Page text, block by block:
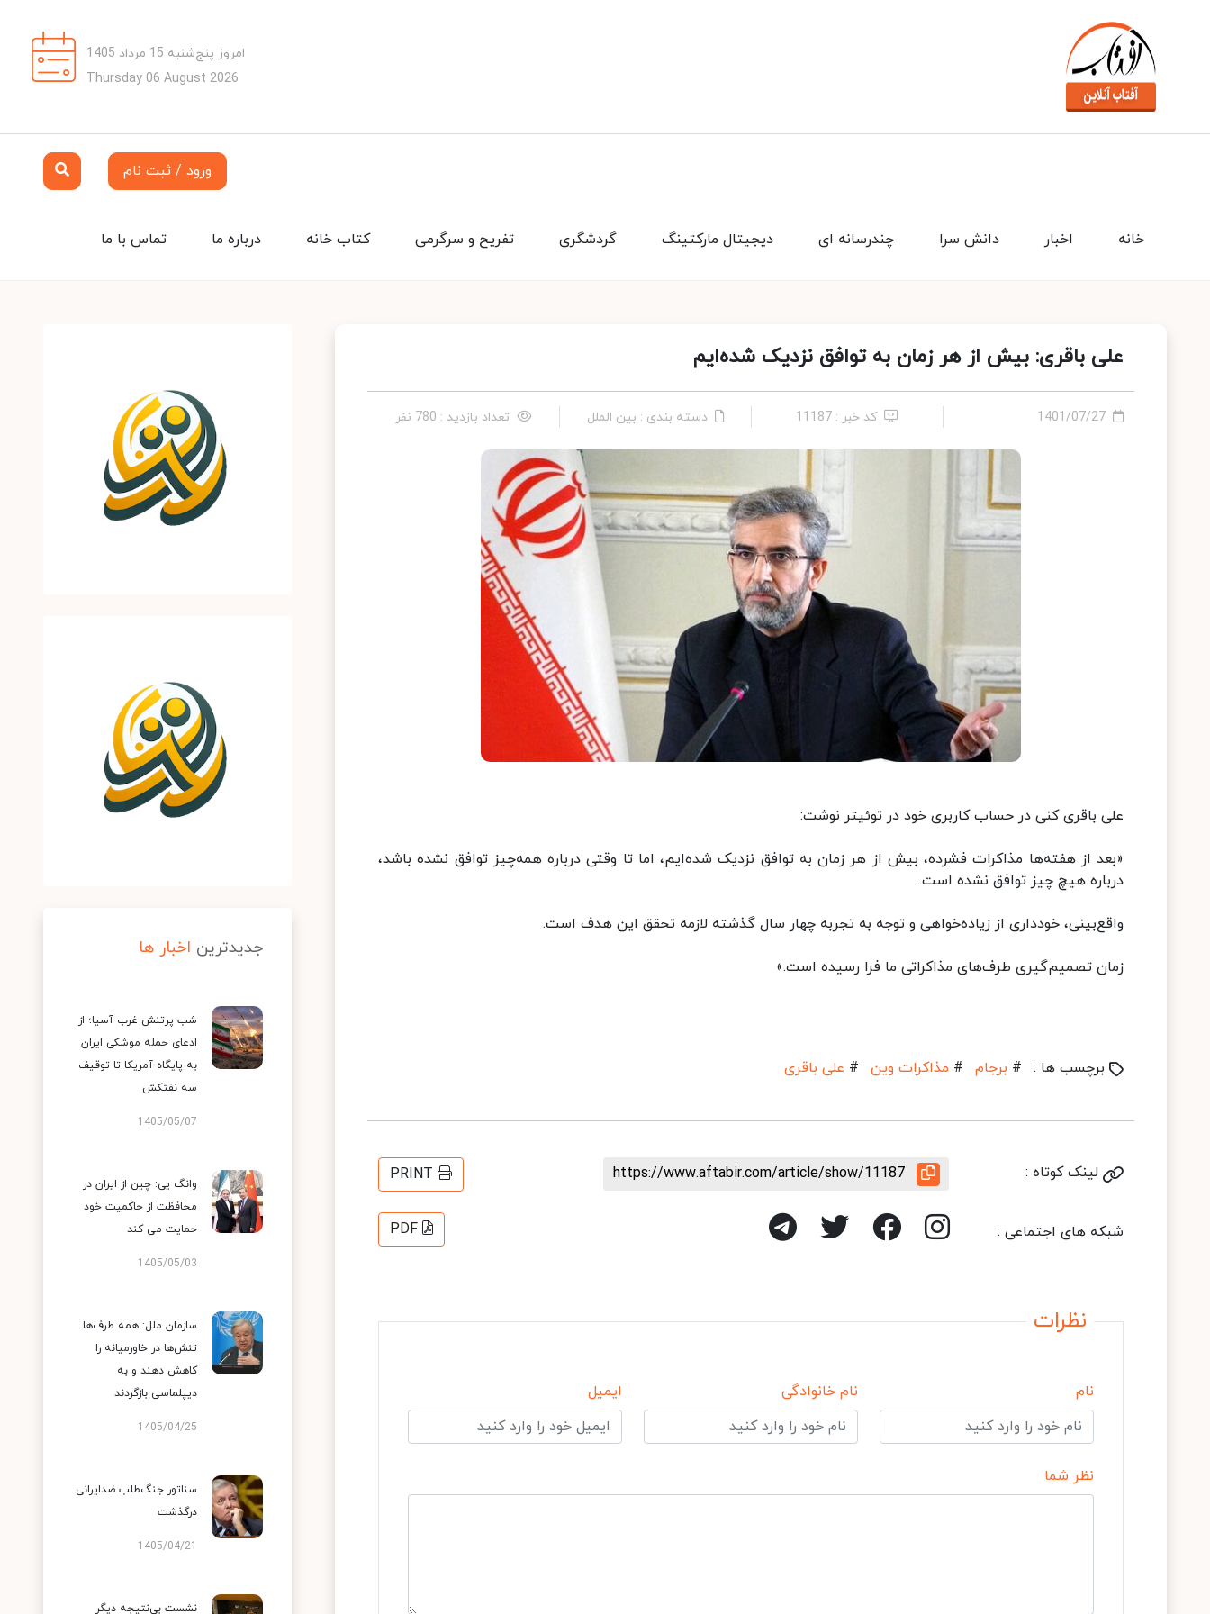
امروز پنج‌شنبه 15 مرداد 1405
Thursday 06 August 2026
ورود / ثبت نام
تماس با ما درباره ما کتاب خانه تفریح و سرگرمی گردشگری دیجیتال مارکتینگ چندرسانه ای دانش سرا اخبار خانه
علی باقری: بیش از هر زمان به توافق نزدیک شده‌ایم
1401/07/27 کد خبر : 11187 دسته بندی : بین الملل تعداد بازدید : 780 نفر
علی باقری کنی در حساب کاربری خود در توئیتر نوشت:
«بعد از هفته‌ها مذاکرات فشرده، بیش از هر زمان به توافق نزدیک شده‌ایم، اما تا وقتی درباره همه‌چیز توافق نشده باشد،
درباره هیچ چیز توافق نشده است.
واقع‌بینی، خودداری از زیاده‌خواهی و توجه به تجربه چهار سال گذشته لازمه تحقق این هدف است.
زمان تصمیم‌گیری طرف‌های مذاکراتی ما فرا رسیده است.»
برچسب ها : # برجام # مذاکرات وین # علی باقری
لینک کوتاه : https://www.aftabir.com/article/show/11187
PRINT
شبکه های اجتماعی : PDF
نظرات
نام نام خانوادگی ایمیل
نظر شما
جدیدترین اخبار ها
شب پرتنش غرب آسیا؛ از
ادعای حمله موشکی ایران
به پایگاه آمریکا تا توقیف
سه نفتکش
1405/05/07
وانگ یی: چین از ایران در
محافظت از حاکمیت خود
حمایت می کند
1405/05/03
سازمان ملل: همه طرف‌ها
تنش‌ها در خاورمیانه را
کاهش دهند و به
دیپلماسی بازگردند
1405/04/25
سناتور جنگ‌طلب ضدایرانی
درگذشت
1405/04/21
نشست بی‌نتیجه دیگر